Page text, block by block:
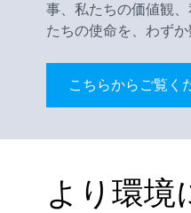
事、私たちの価値観
たちの使命を、わずか
こちらからご覧く
より環境